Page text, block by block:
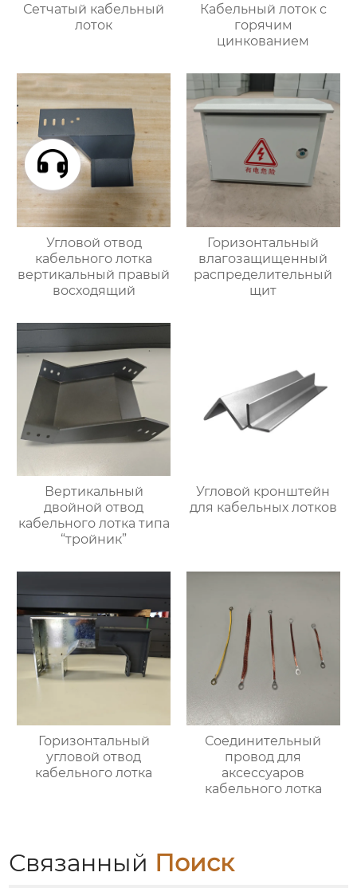
Сетчатый кабельный
лоток
Кабельный лоток с
горячим
цинкованием
Угловой отвод
кабельного лотка
вертикальный правый
восходящий
Горизонтальный
влагозащищенный
распределительный
щит
Вертикальный
двойной отвод
кабельного лотка типа
“тройник”
Угловой кронштейн
для кабельных лотков
Горизонтальный
угловой отвод
кабельного лотка
Соединительный
провод для
аксессуаров
кабельного лотка
Связанный Поиск